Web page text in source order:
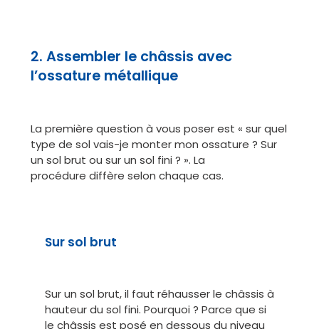
2. Assembler le châssis avec
l’ossature métallique
La première question à vous poser est « sur quel
type de sol vais-je monter mon ossature ? Sur
un sol brut ou sur un sol fini ? ». La
procédure diffère selon chaque cas.
Sur sol brut
Sur un sol brut, il faut réhausser le châssis à
hauteur du sol fini. Pourquoi ? Parce que si
le châssis est posé en dessous du niveau